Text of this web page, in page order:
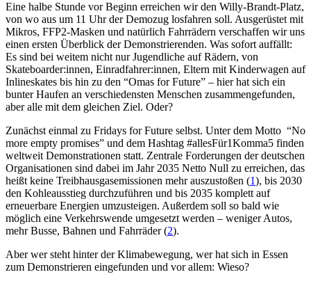
Eine halbe Stunde vor Beginn erreichen wir den Willy-Brandt-Platz,
von wo aus um 11 Uhr der Demozug losfahren soll. Ausgerüstet mit
Mikros, FFP2-Masken und natürlich Fahrrädern verschaffen wir uns
einen ersten Überblick der Demonstrierenden. Was sofort auffällt:
Es sind bei weitem nicht nur Jugendliche auf Rädern, von
Skateboarder:innen, Einradfahrer:innen, Eltern mit Kinderwagen auf
Inlineskates bis hin zu den “Omas for Future” – hier hat sich ein
bunter Haufen an verschiedensten Menschen zusammengefunden,
aber alle mit dem gleichen Ziel. Oder?
Zunächst einmal zu Fridays for Future selbst. Unter dem Motto “No
more empty promises” und dem Hashtag #allesFür1Komma5 finden
weltweit Demonstrationen statt. Zentrale Forderungen der deutschen
Organisationen sind dabei im Jahr 2035 Netto Null zu erreichen, das
heißt keine Treibhausgasemissionen mehr auszustoßen (1), bis 2030
den Kohleausstieg durchzuführen und bis 2035 komplett auf
erneuerbare Energien umzusteigen. Außerdem soll so bald wie
möglich eine Verkehrswende umgesetzt werden – weniger Autos,
mehr Busse, Bahnen und Fahrräder (2).
Aber wer steht hinter der Klimabewegung, wer hat sich in Essen
zum Demonstrieren eingefunden und vor allem: Wieso?